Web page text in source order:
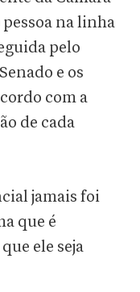
na linha
pelo
e os
com a
de cada
jamais foi
que é
ele seja